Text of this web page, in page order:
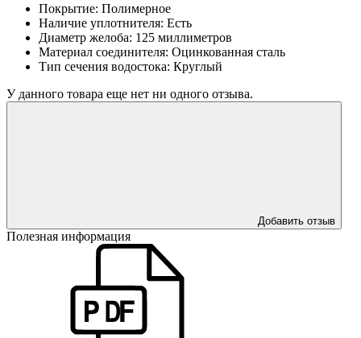
Покрытие: Полимерное
Наличие уплотнителя: Есть
Диаметр желоба: 125 миллиметров
Материал соединителя: Оцинкованная сталь
Тип сечения водостока: Круглый
У данного товара еще нет ни одного отзыва.
Добавить отзыв
Полезная информация